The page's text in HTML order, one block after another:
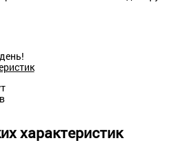
характеристик